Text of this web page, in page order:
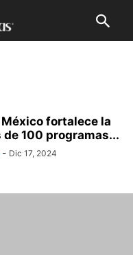
fortalece la
de 100 programas...
- Dic 17, 2024